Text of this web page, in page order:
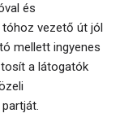
és
vezető út jól
mellett ingyenes
a látogatók